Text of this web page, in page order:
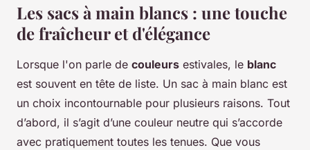
Les sacs à main blancs : une touche
de fraîcheur et d'élégance
Lorsque l'on parle de couleurs estivales, le blanc
est souvent en tête de liste. Un sac à main blanc est
un choix incontournable pour plusieurs raisons. Tout
d’abord, il s’agit d’une couleur neutre qui s’accorde
avec pratiquement toutes les tenues. Que vous